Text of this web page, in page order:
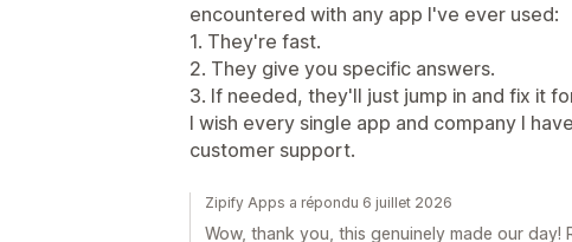
encountered with any app I've ever used:
1. They're fast.
2. They give you specific answers.
3. If needed, they'll just jump in and fix it
I wish every single app and company I
customer support.
Zipify Apps a répondu 6 juillet 2026
Wow, thank you, this genuinely made our day!